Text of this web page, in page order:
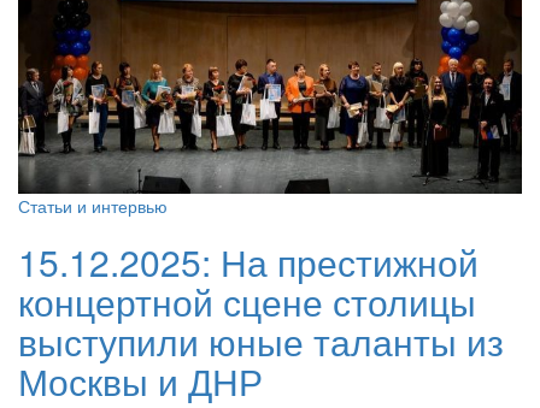
Статьи и интервью
15.12.2025: На престижной
концертной сцене столицы
выступили юные таланты из
Москвы и ДНР